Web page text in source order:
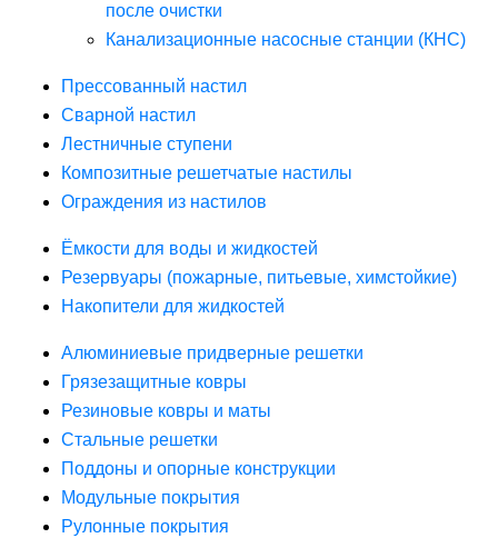
после очистки
Канализационные насосные станции (КНС)
Прессованный настил
Сварной настил
Лестничные ступени
Композитные решетчатые настилы
Ограждения из настилов
Ёмкости для воды и жидкостей
Резервуары (пожарные, питьевые, химстойкие)
Накопители для жидкостей
Алюминиевые придверные решетки
Грязезащитные ковры
Резиновые ковры и маты
Стальные решетки
Поддоны и опорные конструкции
Модульные покрытия
Рулонные покрытия